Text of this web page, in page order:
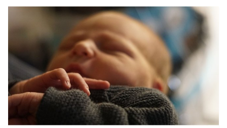
telewizorami. Bezkonkurencyjny okazał się
Sylwester w Zakopanem, który transmitowała
Telewizja Publiczna.Wśród gwiazd na scenie
pojawili się tacy artyści jak Edyta Górniak, Maryla
Rodowicz, Zenek Martyniuk, Piękni i młodzi,
Roksana Węgiel czy Viki Gabor. Najwięcej emocji
wzbudził występ tej ostatniej. 16-letnia wokalistka
słynie z tego, że zawsze jest perfekcyjnie
przygotowana, tym razem jednak coś poszło nie
tak. Czy pomyłki, do jakich doszło na scenie to
pokłosie problemów z dzieciństwa? Tak sugeruje
Lelum.pl.